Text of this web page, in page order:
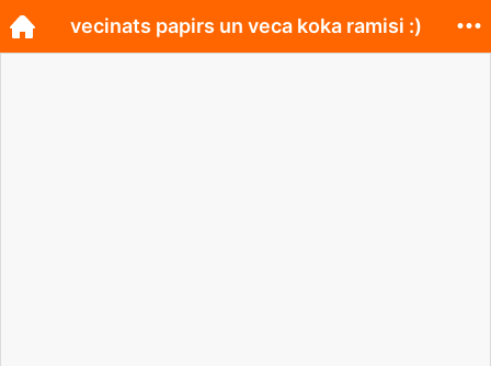
vecinats papirs un veca koka ramisi :)